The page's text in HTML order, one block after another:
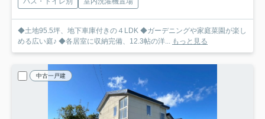
◆土地95.5坪、地下車庫付きの４LDK ◆ガーデニングや家庭菜園が楽し
める広い庭♪ ◆各居室に収納完備、12.3帖の洋... もっと見る
中古一戸建